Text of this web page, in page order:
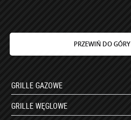
PRZEWIŃ DO GÓRY
GRILLE GAZOWE
GRILLE WĘGLOWE